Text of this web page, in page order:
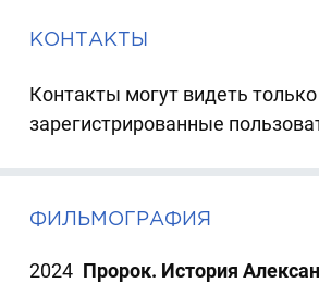
КОНТАКТЫ
Контакты могут видеть только
зарегистрированные
ФИЛЬМОГРАФИЯ
2024 Пророк. История